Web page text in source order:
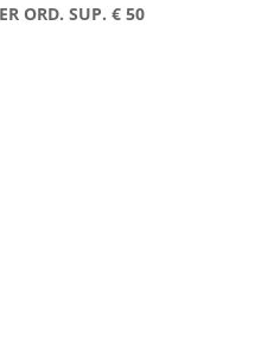
ORD. SUP. € 50